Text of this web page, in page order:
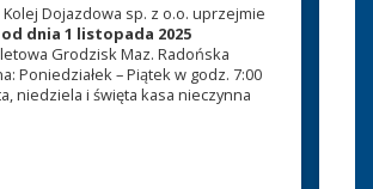
Dojazdowa sp. z o.o. uprzejmie
od dnia 1 listopada 2025
Grodzisk Maz. Radońska
Poniedziałek – Piątek w godz. 7:00
niedziela i święta kasa nieczynna